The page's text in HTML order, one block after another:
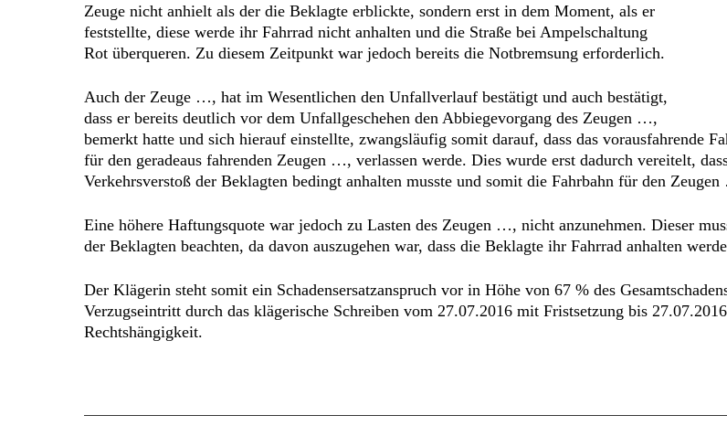
Zeuge nicht anhielt als der die Beklagte erblickte, sondern erst in dem Moment, als er
feststellte, diese werde ihr Fahrrad nicht anhalten und die Straße bei Ampelschaltung
Rot überqueren. Zu diesem Zeitpunkt war jedoch bereits die Notbremsung erforderlich.
Auch der Zeuge …, hat im Wesentlichen den Unfallverlauf bestätigt und auch bestätigt,
dass er bereits deutlich vor dem Unfallgeschehen den Abbiegevorgang des Zeugen …,
bemerkt hatte und sich hierauf einstellte, zwangsläufig somit darauf, dass das vorausfahrende
für den geradeaus fahrenden Zeugen …, verlassen werde. Dies wurde erst dadurch vereitelt,
Verkehrsverstoß der Beklagten bedingt anhalten musste und somit die Fahrbahn für den
Eine höhere Haftungsquote war jedoch zu Lasten des Zeugen …, nicht anzunehmen. Dieser
der Beklagten beachten, da davon auszugehen war, dass die Beklagte ihr Fahrrad anhalten
Der Klägerin steht somit ein Schadensersatzanspruch vor in Höhe von 67 % des
Verzugseintritt durch das klägerische Schreiben vom 27.07.2016 mit Fristsetzung bis
Rechtshängigkeit.